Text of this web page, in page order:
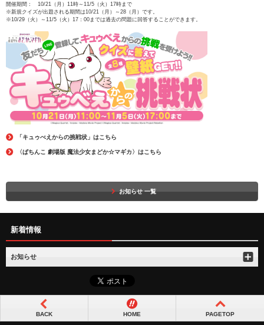
開催期間： 10/21（月）11時～11/5（火）17時まで
※新規クイズが出題される期間は10/21（月）～28（月）です。
※10/29（火）～11/5（火）17：00までは過去の問題に回答することができます。
「キュゥべえからの挑戦状」はこちら
〈ぱちんこ 劇場版 魔法少女まどか☆マギカ〉はこちら
お知らせ 一覧
新着情報
お知らせ
BACK HOME PAGETOP